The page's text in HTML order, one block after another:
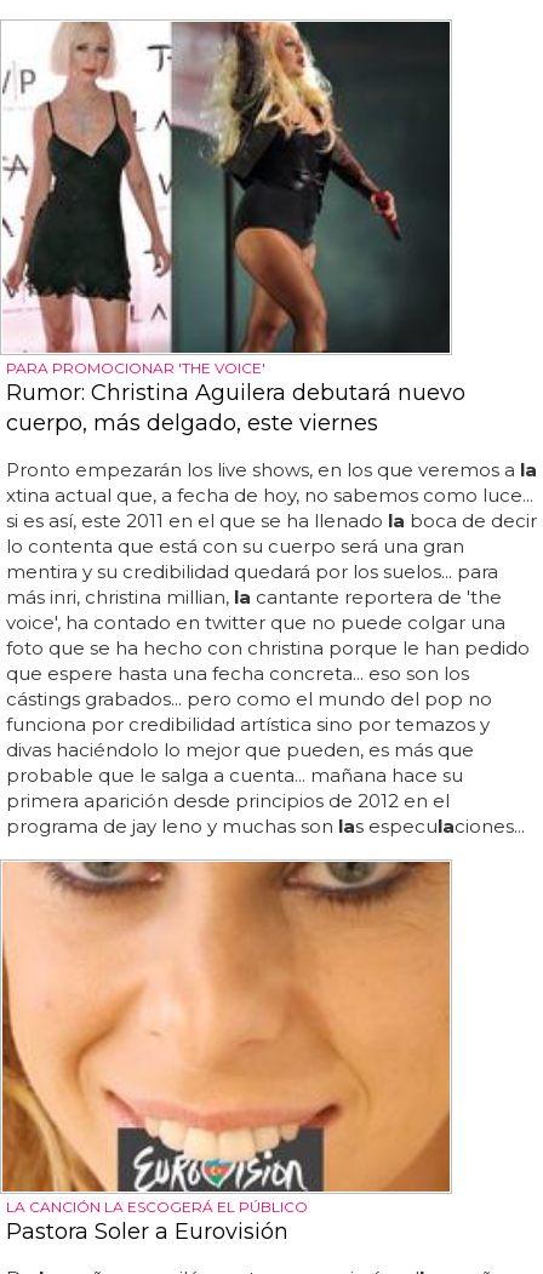
PARA PROMOCIONAR 'THE VOICE'
Rumor: Christina Aguilera debutará nuevo
cuerpo, más delgado, este viernes
Pronto empezarán los live shows, en los que veremos a la
xtina actual que, a fecha de hoy, no sabemos como luce...
si es así, este 2011 en el que se ha llenado la boca de decir
lo contenta que está con su cuerpo será una gran
mentira y su credibilidad quedará por los suelos... para
más inri, christina millian, la cantante reportera de 'the
voice', ha contado en twitter que no puede colgar una
foto que se ha hecho con christina porque le han pedido
que espere hasta una fecha concreta... eso son los
cástings grabados... pero como el mundo del pop no
funciona por credibilidad artística sino por temazos y
divas haciéndolo lo mejor que pueden, es más que
probable que le salga a cuenta... mañana hace su
primera aparición desde principios de 2012 en el
programa de jay leno y muchas son las especulaciones...
LA CANCIÓN LA ESCOGERÁ EL PÚBLICO
Pastora Soler a Eurovisión